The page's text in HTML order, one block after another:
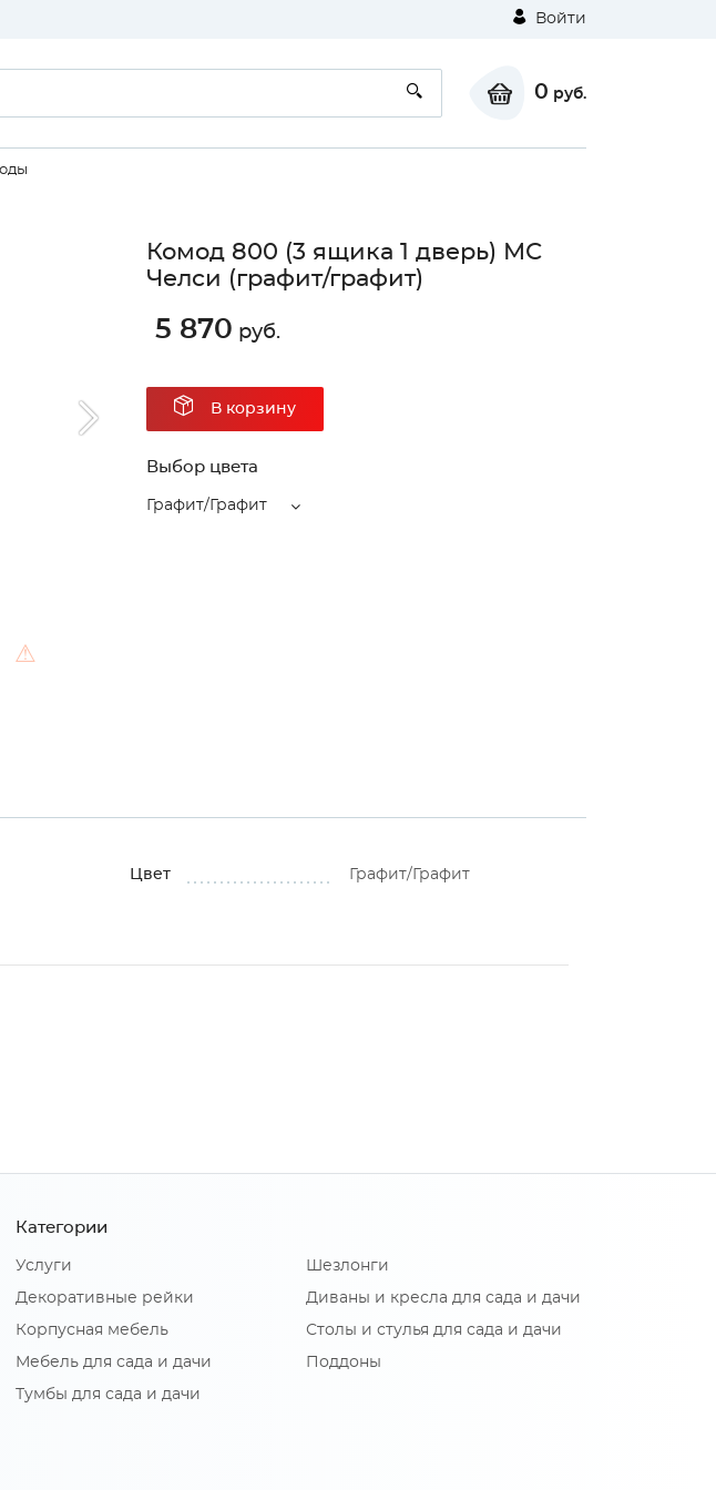
Войти
0 руб.
⚠
⚠
Комод 800 (3 ящика 1 дверь) МС
Челси (графит/графит)
5 870 руб.
В корзину
Выбор цвета
Графит/Графит
Цвет Графит/Графит
Категории
Услуги
Декоративные рейки
Корпусная мебель
Мебель для сада и дачи
Тумбы для сада и дачи
Шезлонги
Диваны и кресла для сада и дачи
Столы и стулья для сада и дачи
Поддоны